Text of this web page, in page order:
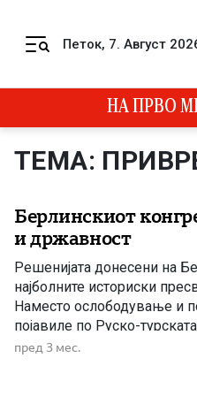
Петок, 7. Август
НА ПРВО
ТЕМА:
Берлинскиот
и државност
Решенијата донесени на
најболните историски
Наместо ослободување и
појавиле по Руско-
договор, Македонија
пред 3 мес.